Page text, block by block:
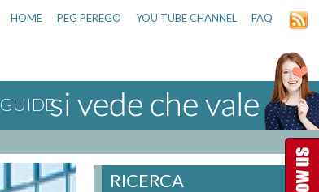
HOME PEG PEREGO YOU TUBE CHANNEL FAQ
GUIDE
RICERCA